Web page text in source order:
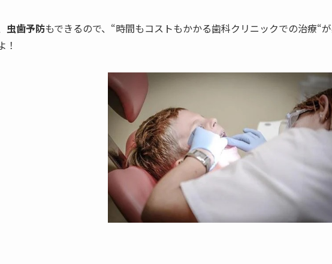
虫歯予防もできるので、“時間もコストもかかる歯科クリニックでの治療“
！